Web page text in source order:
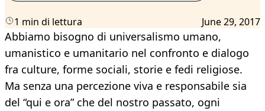
1 min di lettura June 29, 2017
Abbiamo bisogno di universalismo umano,
umanistico e umanitario nel confronto e dialogo
fra culture, forme sociali, storie e fedi religiose.
Ma senza una percezione viva e responsabile sia
del “qui e ora” che del nostro passato, ogni